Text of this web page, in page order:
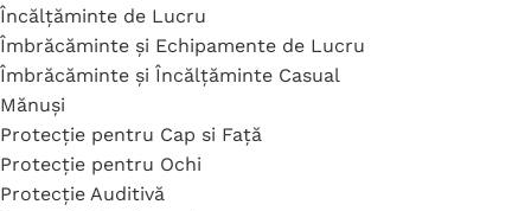
Încălțăminte de Lucru
Îmbrăcăminte și Echipamente de Lucru
Îmbrăcăminte și Încălțăminte Casual
Mănuși
Protecție pentru Cap si Față
Protecție pentru Ochi
Protecție Auditivă